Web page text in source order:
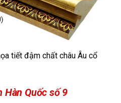
tiết đậm chất châu Âu cổ
Hàn Quốc số 9